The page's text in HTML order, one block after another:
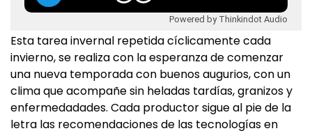
Powered by Thinkindot Audio
Esta tarea invernal repetida cíclicamente cada
invierno, se realiza con la esperanza de comenzar
una nueva temporada con buenos augurios, con un
clima que acompañe sin heladas tardías, granizos y
enfermedadades. Cada productor sigue al pie de la
letra las recomendaciones de las tecnologías en